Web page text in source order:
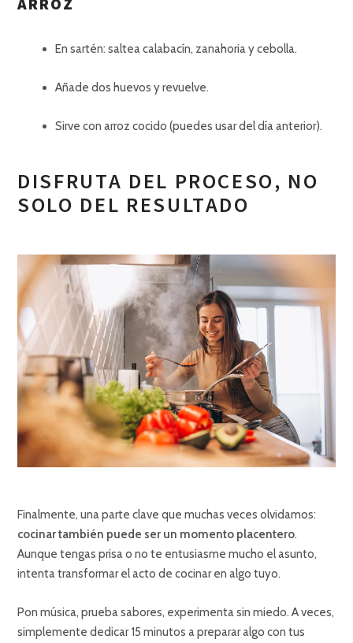
En sartén: saltea calabacín, zanahoria y cebolla.
Añade dos huevos y revuelve.
Sirve con arroz cocido (puedes usar del día anterior).
DISFRUTA DEL PROCESO, NO
SOLO DEL RESULTADO
Finalmente, una parte clave que muchas veces olvidamos:
cocinar también puede ser un momento placentero.
Aunque tengas prisa o no te entusiasme mucho el asunto,
intenta transformar el acto de cocinar en algo tuyo.
Pon música, prueba sabores, experimenta sin miedo. A veces,
simplemente dedicar 15 minutos a preparar algo con tus